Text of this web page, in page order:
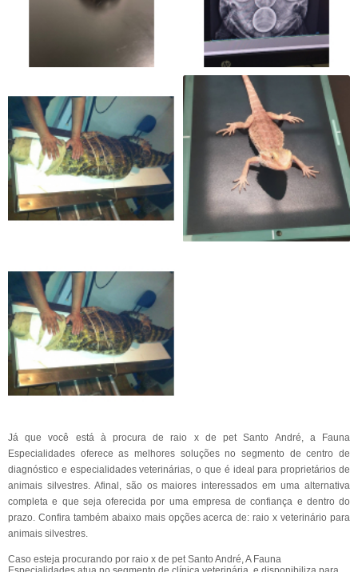
Já que você está à procura de raio x de pet Santo André, a Fauna
Especialidades oferece as melhores soluções no segmento de centro de
diagnóstico e especialidades veterinárias, o que é ideal para proprietários de
animais silvestres. Afinal, são os maiores interessados em uma alternativa
completa e que seja oferecida por uma empresa de confiança e dentro do
prazo. Confira também abaixo mais opções acerca de: raio x veterinário para
animais silvestres.
Caso esteja procurando por raio x de pet Santo André, A Fauna